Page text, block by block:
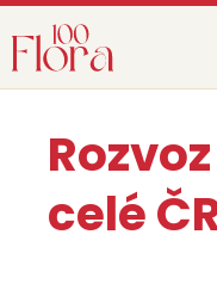
celé